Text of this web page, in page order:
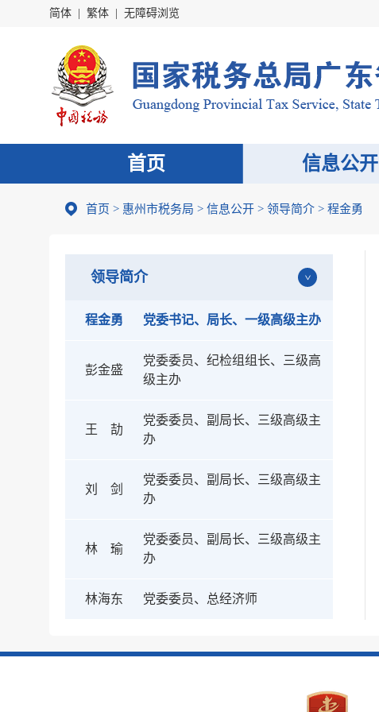
简体 繁体 无障碍浏览
首页 信息公开
首页 > 惠州市税务局 > 信息公开 > 领导简介 > 程金勇
领导简介
程金勇 党委书记、局长、一级高级主办
彭金盛
党委委员、纪检组组长、三级高
级主办
王 劼
党委委员、副局长、三级高级主
办
刘 剑
党委委员、副局长、三级高级主
办
林 瑜
党委委员、副局长、三级高级主
办
林海东 党委委员、总经济师